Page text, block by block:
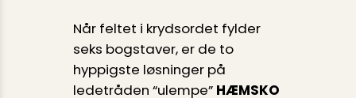
Når feltet i krydsordet fylder
seks bogstaver, er de to
hyppigste løsninger på
ledetråden “ulempe” HÆMSKO